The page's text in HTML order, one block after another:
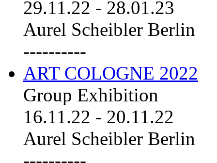
29.11.22 - 28.01.23
Aurel Scheibler Berlin
----------
ART COLOGNE 2022
Group Exhibition
16.11.22 - 20.11.22
Aurel Scheibler Berlin